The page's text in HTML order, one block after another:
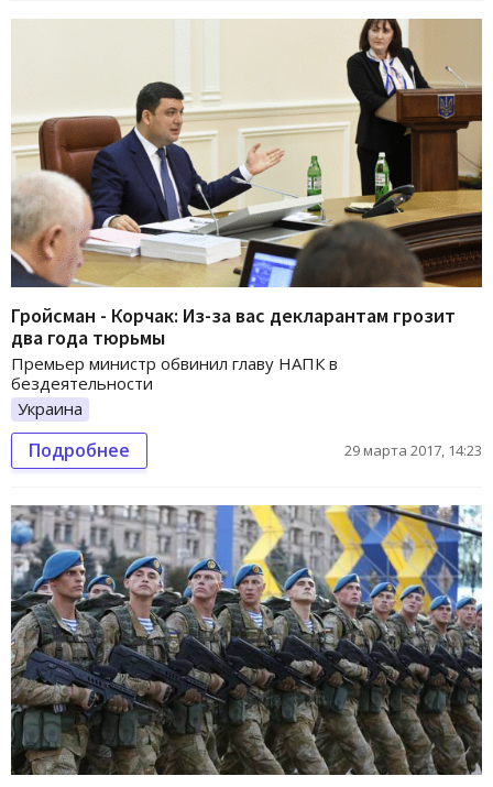
Гройсман - Корчак: Из-за вас декларантам грозит
два года тюрьмы
Премьер министр обвинил главу НАПК в
бездеятельности
Украина
Подробнее 29 марта 2017, 14:23